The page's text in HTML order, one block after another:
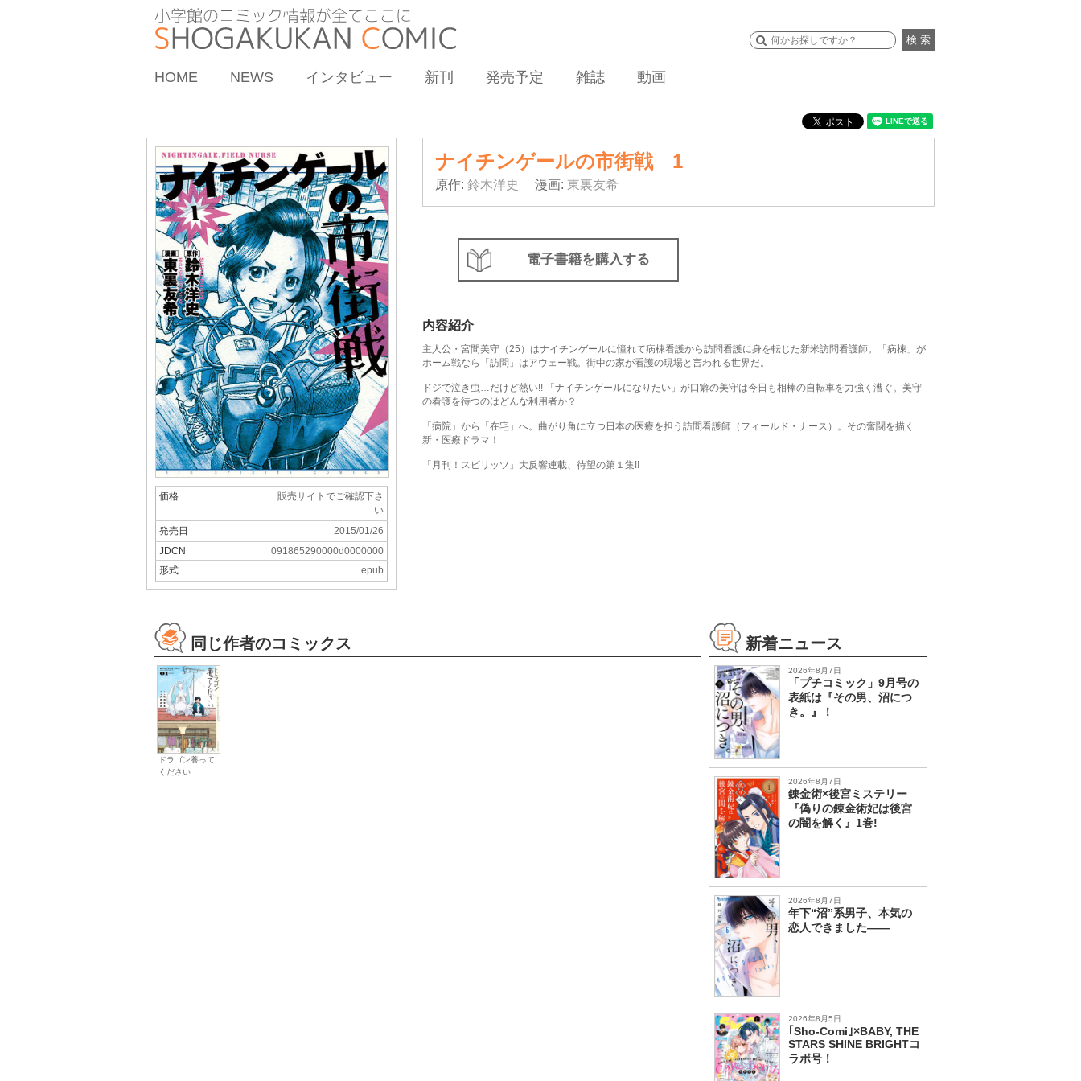
検 索
HOME NEWS インタビュー 新刊 発売予定 雑誌 動画
ナイチンゲールの市街戦 1
原作: 鈴木洋史 漫画: 東裏友希
価格
販売サイトでご確認下さ
い
発売日
2015/01/26
JDCN
091865290000d0000000
形式
epub
電子書籍を購入する
内容紹介
主人公・宮間美守（25）はナイチンゲールに憧れて病棟看護から訪問看護に身を転じた新米訪問看護師。「病棟」が
ホーム戦なら「訪問」はアウェー戦。街中の家が看護の現場と言われる世界だ。
ドジで泣き虫…だけど熱い!! 「ナイチンゲールになりたい」が口癖の美守は今日も相棒の自転車を力強く漕ぐ。美守
の看護を待つのはどんな利用者か？
「病院」から「在宅」へ。曲がり角に立つ日本の医療を担う訪問看護師（フィールド・ナース）。その奮闘を描く
新・医療ドラマ！
「月刊！スピリッツ」大反響連載、待望の第１集!!
同じ作者のコミックス
ドラゴン養って
ください
新着ニュース
2026年8月7日
「プチコミック」9月号の
表紙は『その男、沼につ
き。』！
2026年8月7日
錬金術×後宮ミステリー
『偽りの錬金術妃は後宮
の闇を解く』1巻!
2026年8月7日
年下“沼”系男子、本気の
恋人できました――
2026年8月5日
｢Sho-Comi｣×BABY, THE
STARS SHINE BRIGHTコ
ラボ号！